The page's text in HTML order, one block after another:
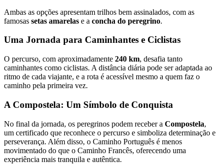
Ambas as opções apresentam trilhos bem assinalados, com as
famosas setas amarelas e a concha do peregrino.
Uma Jornada para Caminhantes e Ciclistas
O percurso, com aproximadamente 240 km, desafia tanto
caminhantes como ciclistas. A distância diária pode ser adaptada ao
ritmo de cada viajante, e a rota é acessível mesmo a quem faz o
caminho pela primeira vez.
A Compostela: Um Símbolo de Conquista
No final da jornada, os peregrinos podem receber a Compostela,
um certificado que reconhece o percurso e simboliza determinação e
perseverança. Além disso, o Caminho Português é menos
movimentado do que o Caminho Francês, oferecendo uma
experiência mais tranquila e autêntica.